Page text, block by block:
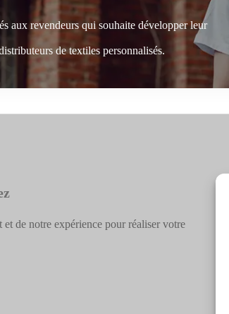
aux revendeurs qui souhaite développer leur
de textiles personnalisés.
de notre expérience pour réaliser votre